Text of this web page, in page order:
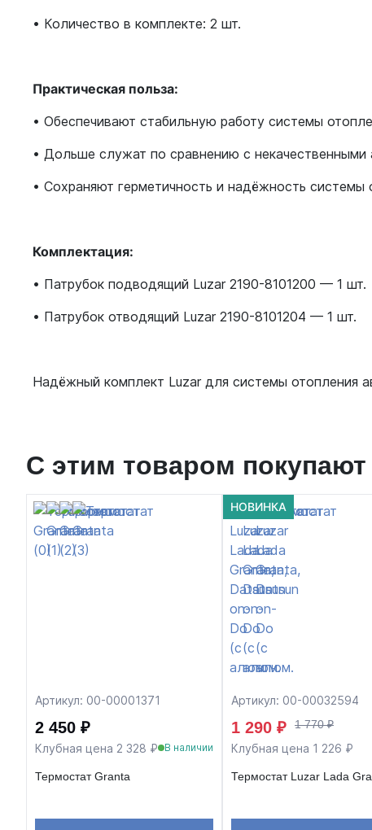
• Количество в комплекте: 2 шт.
Практическая польза:
• Обеспечивают стабильную работу системы
• Дольше служат по сравнению с некачественными
• Сохраняют герметичность и надёжность системы
Комплектация:
• Патрубок подводящий Luzar 2190-8101200 — 1 шт.
• Патрубок отводящий Luzar 2190-8101204 — 1 шт.
Надёжный комплект Luzar для системы отопления
С этим товаром покупают
Артикул: 00-00001371
2 450 ₽
Клубная цена 2 328 ₽ В наличии
Термостат Granta
НОВИНКА
Артикул: 00-00032594
1 290 ₽ 1 770 ₽
Клубная цена 1 226 ₽
Термостат Luzar Lada